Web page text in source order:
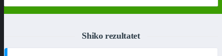
Shiko rezultatet